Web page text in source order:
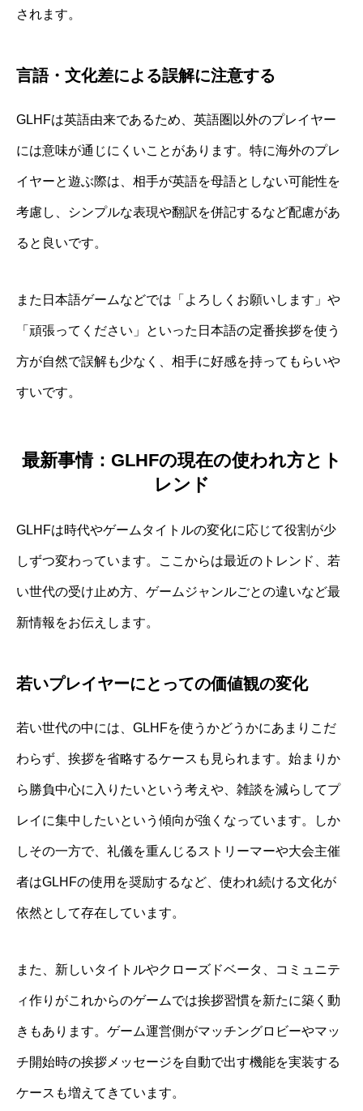
されます。
言語・文化差による誤解に注意する
GLHFは英語由来であるため、英語圏以外のプレイヤー
には意味が通じにくいことがあります。特に海外のプレ
イヤーと遊ぶ際は、相手が英語を母語としない可能性を
考慮し、シンプルな表現や翻訳を併記するなど配慮があ
ると良いです。
また日本語ゲームなどでは「よろしくお願いします」や
「頑張ってください」といった日本語の定番挨拶を使う
方が自然で誤解も少なく、相手に好感を持ってもらいや
すいです。
最新事情：GLHFの現在の使われ方とト
レンド
GLHFは時代やゲームタイトルの変化に応じて役割が少
しずつ変わっています。ここからは最近のトレンド、若
い世代の受け止め方、ゲームジャンルごとの違いなど最
新情報をお伝えします。
若いプレイヤーにとっての価値観の変化
若い世代の中には、GLHFを使うかどうかにあまりこだ
わらず、挨拶を省略するケースも見られます。始まりか
ら勝負中心に入りたいという考えや、雑談を減らしてプ
レイに集中したいという傾向が強くなっています。しか
しその一方で、礼儀を重んじるストリーマーや大会主催
者はGLHFの使用を奨励するなど、使われ続ける文化が
依然として存在しています。
また、新しいタイトルやクローズドベータ、コミュニテ
ィ作りがこれからのゲームでは挨拶習慣を新たに築く動
きもあります。ゲーム運営側がマッチングロビーやマッ
チ開始時の挨拶メッセージを自動で出す機能を実装する
ケースも増えてきています。